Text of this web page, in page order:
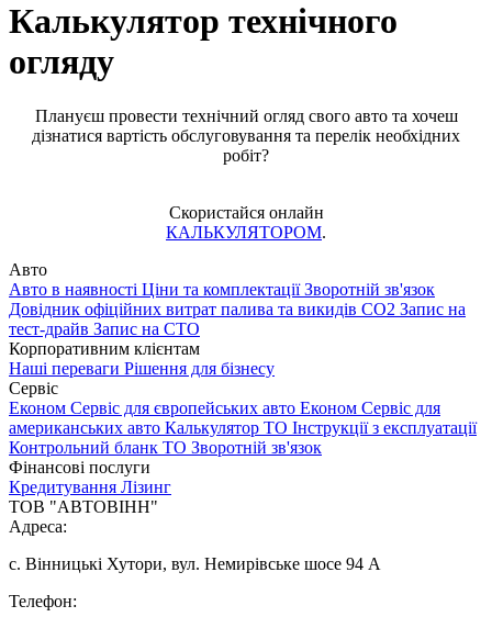
Калькулятор технічного
огляду
Плануєш провести технічний огляд свого авто та хочеш
дізнатися вартість обслуговування та перелік необхідних
робіт?
Скористайся онлайн
КАЛЬКУЛЯТОРОМ.
Авто
Авто в наявності Ціни та комплектаціїЗворотній зв'язок
Довідник офіційних витрат палива та викидів СО2 Запис на
тест-драйв Запис на СТО
Корпоративним клієнтам
Наші переваги Рішення для бізнесу
Сервіс
Економ Сервіс для європейських авто Економ Сервіс для
американських авто Калькулятор ТО Інструкції з експлуатації
Контрольний бланк ТО Зворотній зв'язок
Фінансові послуги
Кредитування Лізинг
ТОВ "АВТОВІНН"
Адреса:
с. Вінницькі Хутори, вул. Немирівське шосе 94 А
Телефон: